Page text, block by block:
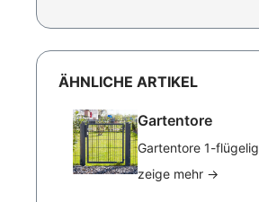
ÄHNLICHE ARTIKEL
Gartentore
Gartentore 1-flügelig
zeige mehr →